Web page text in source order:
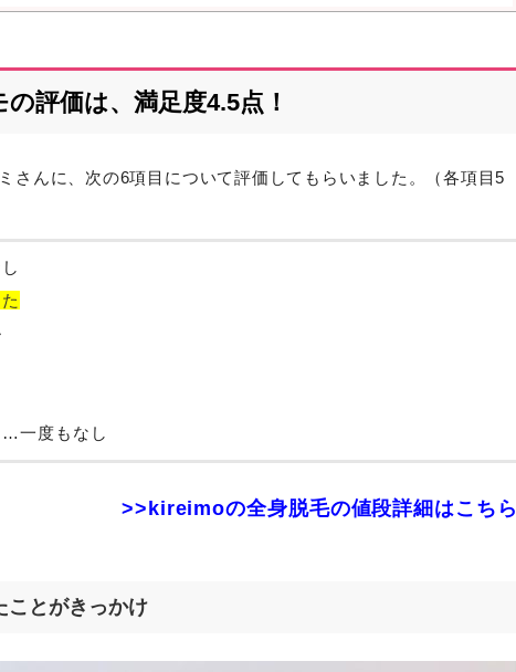
評価は、満足度4.5点！
さんに、次の6項目について評価してもらいました。（各項目5
…一度もなし
>>kireimoの全身脱毛の値段詳細はこちら
ことがきっかけ